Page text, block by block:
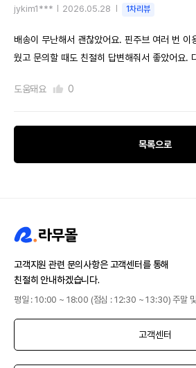
jykim1*** 2026.05.28 1차리뷰
배송이 무난해서 괜찮았어요. 핀주브 여러 번 이
웠고 문의할 때도 친절히 답변해줘서 좋았어요.
도움돼요 0
목록으로
고객지원 관련 문의사항은 고객센터를 통해
친절히 안내하겠습니다.
평일 : 10:00 ~ 18:00 (점심 : 12:30 ~ 13:30) 주말
고객센터